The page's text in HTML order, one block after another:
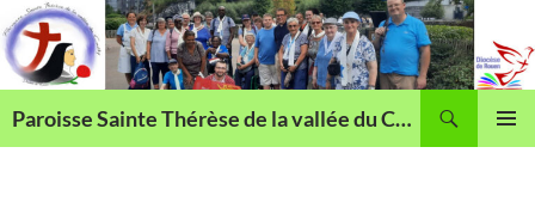
Aller
au
contenu
Paroisse Sainte Thérèse de la vallée du Cailly